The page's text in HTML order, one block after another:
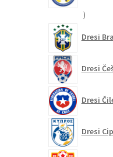
20
Dresi
Dresi
Dresi
Dresi